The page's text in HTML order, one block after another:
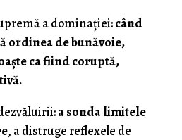
a dominației:când
ordinea de bunăvoie,
ca fiind coruptă,
a sonda limitele
, a distruge reflexele de